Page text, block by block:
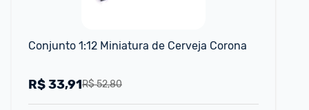
Conjunto 1:12 Miniatura de Cerveja Corona
R$ 52,80
R$33,91